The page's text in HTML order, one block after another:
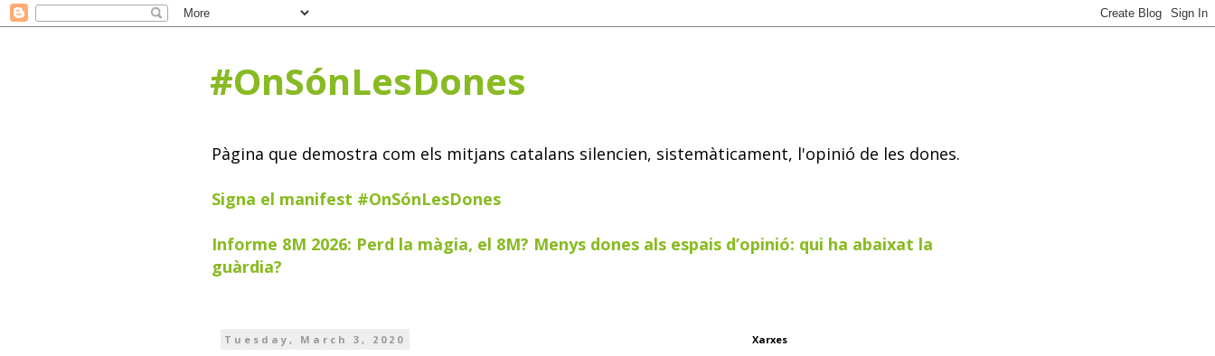
#OnSónLesDones
Pàgina que demostra com els mitjans catalans silencien, sistemàticament, l'opinió de les dones.
Signa el manifest #OnSónLesDones
Informe 8M 2026: Perd la màgia, el 8M? Menys dones als espais d’opinió: qui ha abaixat la
guàrdia?
Tuesday, March 3, 2020 Xarxes